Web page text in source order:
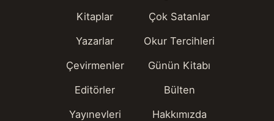
Kitaplar
Yazarlar
Çevirmenler
Editörler
Yayınevleri
Çok Satanlar
Okur Tercihleri
Günün Kitabı
Bülten
Hakkımızda